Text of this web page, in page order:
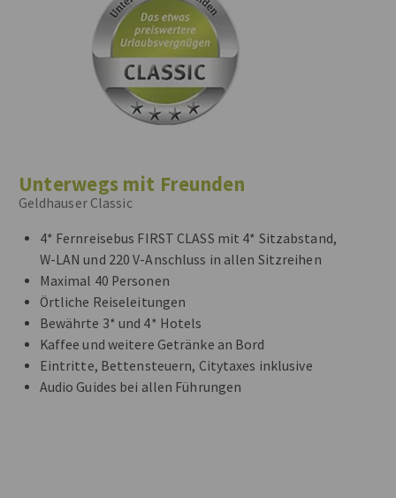
Unterwegs mit Freunden
Geldhauser Classic
4* Fernreisebus FIRST CLASS mit 4* Sitzabstand,
W-LAN und 220 V-Anschluss in allen Sitzreihen
Maximal 40 Personen
Örtliche Reiseleitungen
Bewährte 3* und 4* Hotels
Kaffee und weitere Getränke an Bord
Eintritte, Bettensteuern, Citytaxes inklusive
Audio Guides bei allen Führungen